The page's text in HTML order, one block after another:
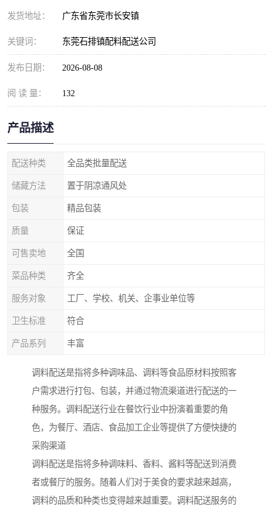
发货地址： 广东省东莞市长安镇
关键词： 东莞石排镇配料配送公司
发布日期： 2026-08-08
阅 读 量： 132
产品描述
配送种类 全品类批量配送
储藏方法 置于阴凉通风处
包装 精品包装
质量 保证
可售卖地 全国
菜品种类 齐全
服务对象 工厂、学校、机关、企事业单位等
卫生标准 符合
产品系列 丰富
调料配送是指将多种调味品、调料等食品原材料按照客
户需求进行打包、包装，并通过物流渠道进行配送的一
种服务。调料配送行业在餐饮行业中扮演着重要的角
色，为餐厅、酒店、食品加工企业等提供了方便快捷的
采购渠道
调料配送是指将多种调味料、香料、酱料等配送到消费
者或餐厅的服务。随着人们对于美食的要求越来越高，
调料的品质和种类也变得越来越重要。调料配送服务的